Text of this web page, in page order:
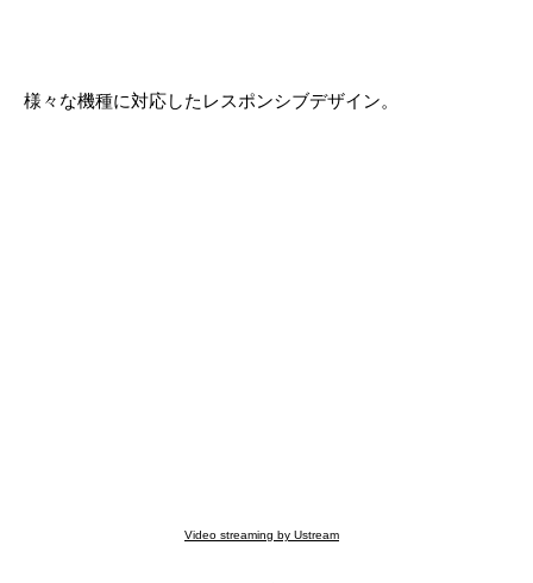
様々な機種に対応したレスポンシブデザイン。
Video streaming by Ustream